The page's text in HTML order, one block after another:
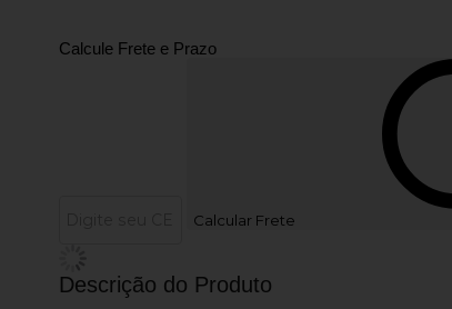
Calcule Frete e Prazo
Calcular Frete
Descrição do Produto